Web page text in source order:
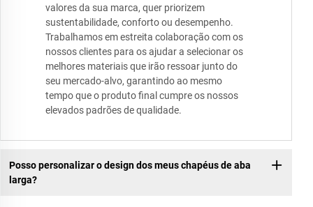
valores da sua marca, quer priorizem
sustentabilidade, conforto ou desempenho.
Trabalhamos em estreita colaboração com os
nossos clientes para os ajudar a selecionar os
melhores materiais que irão ressoar junto do
seu mercado-alvo, garantindo ao mesmo
tempo que o produto final cumpre os nossos
elevados padrões de qualidade.
Posso personalizar o design dos meus chapéus de aba
larga?